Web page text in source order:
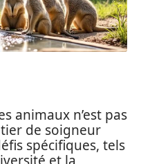
animaux n’est pas
de soigneur
spécifiques, tels
et la